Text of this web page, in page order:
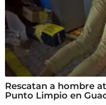
Rescatan a hombre
Punto Limpio en